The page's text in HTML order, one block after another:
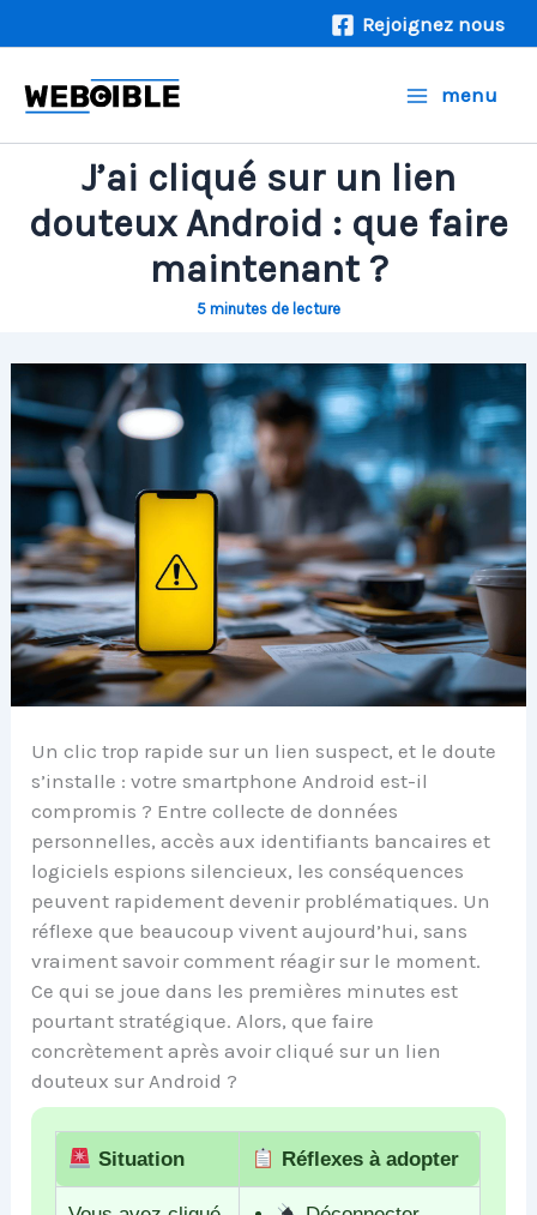
au
Rejoignez nous
menu
J’ai cliqué sur un lien
douteux Android : que faire
maintenant ?
5 minutes de lecture
Un clic trop rapide sur un lien suspect, et le doute
s’installe : votre smartphone Android est-il
compromis ? Entre collecte de données
personnelles, accès aux identifiants bancaires et
logiciels espions silencieux, les conséquences
peuvent rapidement devenir problématiques. Un
réflexe que beaucoup vivent aujourd’hui, sans
vraiment savoir comment réagir sur le moment.
Ce qui se joue dans les premières minutes est
pourtant stratégique. Alors, que faire
concrètement après avoir cliqué sur un lien
douteux sur Android ?
Situation Réflexes à adopter